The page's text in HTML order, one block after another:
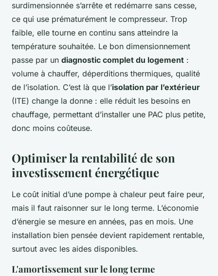
surdimensionnée s’arrête et redémarre sans cesse,
ce qui use prématurément le compresseur. Trop
faible, elle tourne en continu sans atteindre la
température souhaitée. Le bon dimensionnement
passe par un diagnostic complet du logement :
volume à chauffer, déperditions thermiques, qualité
de l’isolation. C’est là que l’isolation par l’extérieur
(ITE) change la donne : elle réduit les besoins en
chauffage, permettant d’installer une PAC plus petite,
donc moins coûteuse.
Optimiser la rentabilité de son
investissement énergétique
Le coût initial d’une pompe à chaleur peut faire peur,
mais il faut raisonner sur le long terme. L’économie
d’énergie se mesure en années, pas en mois. Une
installation bien pensée devient rapidement rentable,
surtout avec les aides disponibles.
L'amortissement sur le long terme